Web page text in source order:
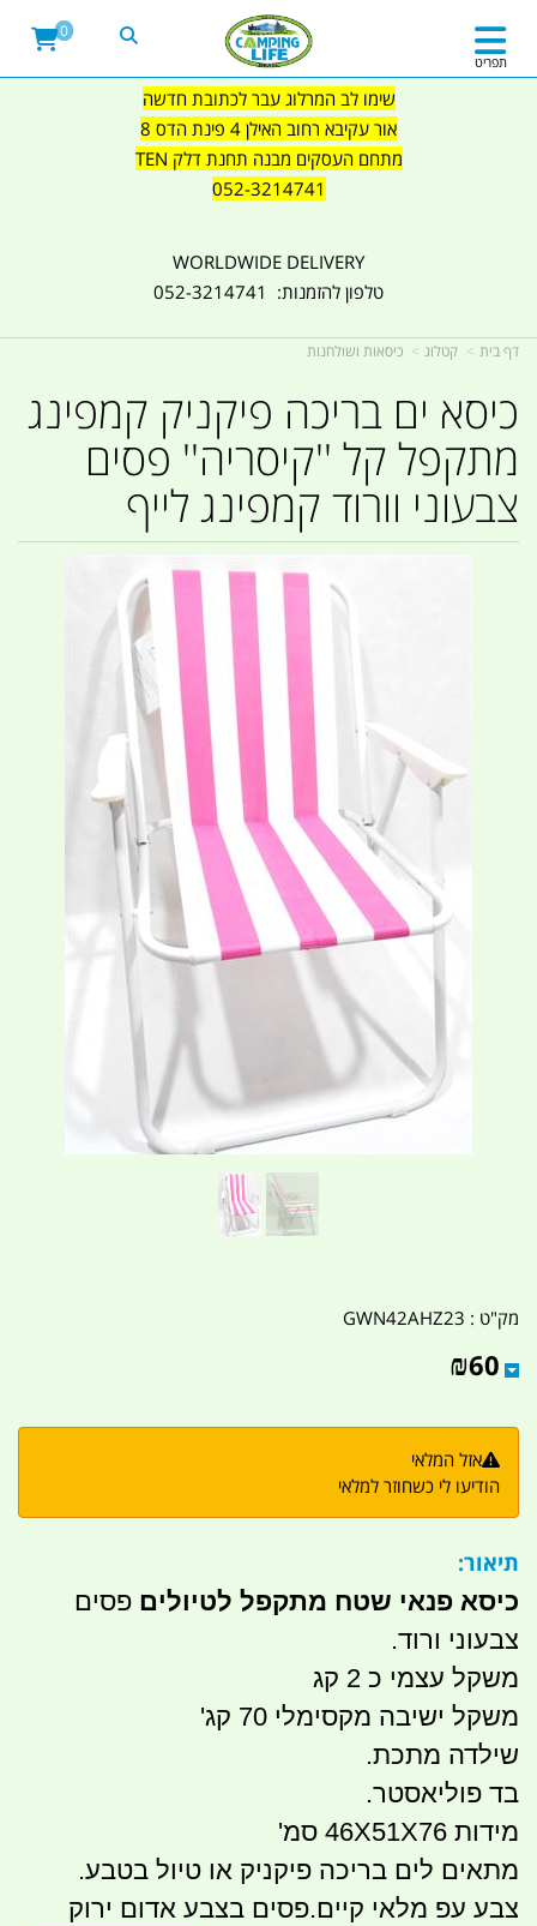
שימו לב המרלוג עבר לכתובת חדשה
אור עקיבא רחוב האילן 4 פינת הדס 8
מתחם העסקים מבנה תחנת דלק TEN
052-3214741
WORLDWIDE DELIVERY
טלפון להזמנות: 052-3214741
תפריט
0
דף בית קטלוג כיסאות ושולחנות
כיסא ים בריכה פיקניק קמפינג
מתקפל קל ''קיסריה'' פסים
צבעוני וורוד קמפינג לייף
מק"ט : GWN42AHZ23
₪60
אזל המלאי
הודיעו לי כשחוזר למלאי
תיאור:
כיסא פנאי שטח מתקפל לטיולים פסים
צבעוני ורוד.
משקל עצמי כ 2 קג
משקל ישיבה מקסימלי 70 קג'
שילדה מתכת.
בד פוליאסטר.
מידות 46X51X76 סמ'
מתאים לים בריכה פיקניק או טיול בטבע.
צבע עפ מלאי קיים.פסים בצבע אדום ירוק